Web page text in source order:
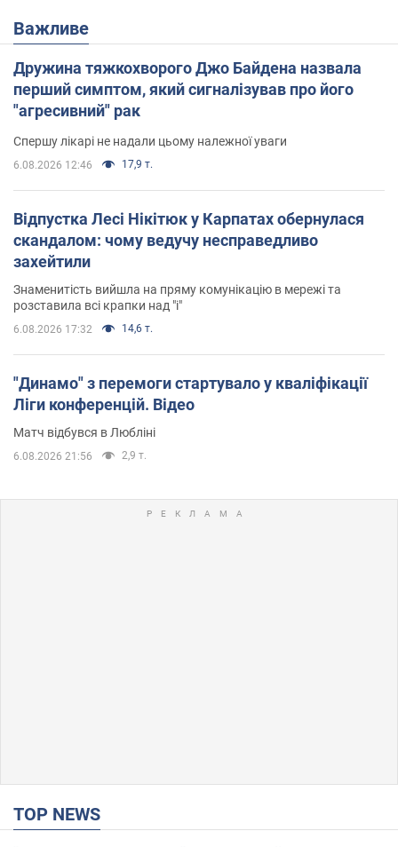
Важливе
Дружина тяжкохворого Джо Байдена назвала
перший симптом, який сигналізував про його
"агресивний" рак
Спершу лікарі не надали цьому належної уваги
6.08.2026 12:46 17,9 т.
Відпустка Лесі Нікітюк у Карпатах обернулася
скандалом: чому ведучу несправедливо
захейтили
Знаменитість вийшла на пряму комунікацію в мережі та
розставила всі крапки над "і"
6.08.2026 17:32 14,6 т.
"Динамо" з перемоги стартувало у кваліфікації
Ліги конференцій. Відео
Матч відбувся в Любліні
6.08.2026 21:56 2,9 т.
TOP NEWS